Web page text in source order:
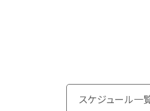
スケジュール一